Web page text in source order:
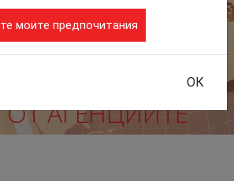
АГЕНЦИИТЕ
моите предпочитания
ОК